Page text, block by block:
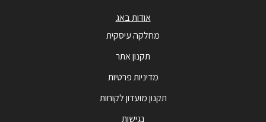
אודות באג
מחלקה עיסקית
תקנון אתר
מדיניות פרטיות
תקנון מועדון לקוחות
נגישות